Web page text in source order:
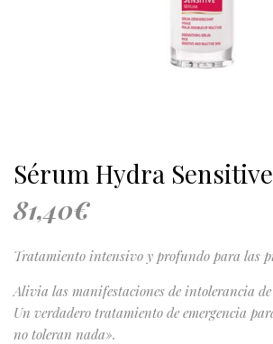
Sérum Hydra Sensitive
81,40€
Tratamiento intensivo y profundo para las
Alivia las manifestaciones de intolerancia
Un verdadero tratamiento de emergencia
no toleran nada».